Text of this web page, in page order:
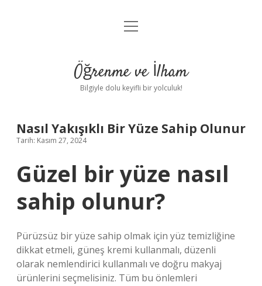
Anasayfa
Yasal Uyarı
menüyü
Öğrenme ve İlham
Bilgiyle dolu keyifli bir yolculuk!
Nasıl Yakışıklı Bir Yüze Sahip Olunur
Tarih: Kasım 27, 2024
Güzel bir yüze nasıl
sahip olunur?
Pürüzsüz bir yüze sahip olmak için yüz temizliğine
dikkat etmeli, güneş kremi kullanmalı, düzenli
olarak nemlendirici kullanmalı ve doğru makyaj
ürünlerini seçmelisiniz. Tüm bu önlemleri